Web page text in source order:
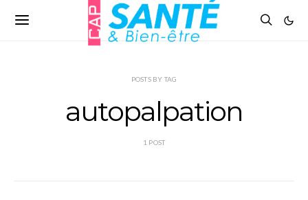
POSTS BY TAG
autopalpation
1 POST